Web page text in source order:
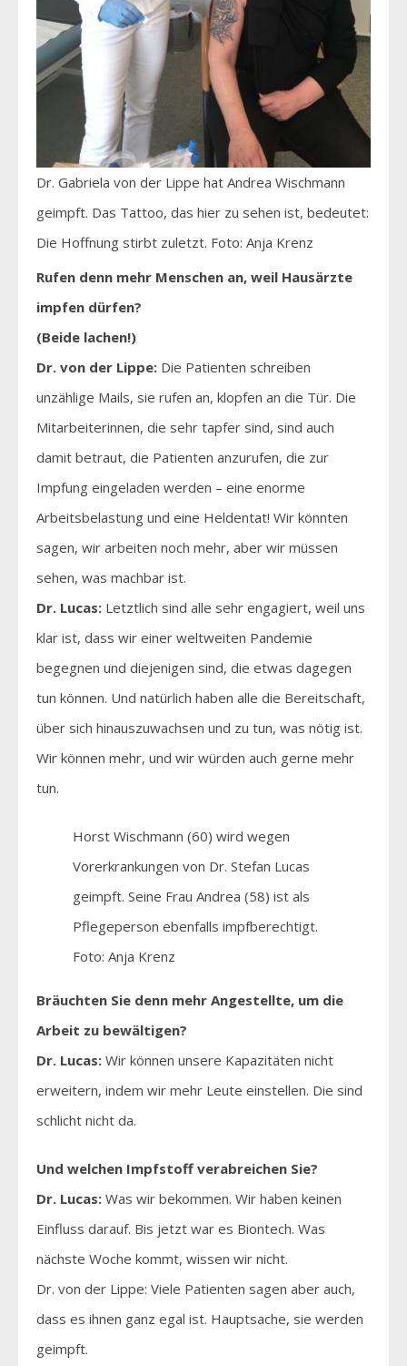
Dr. Gabriela von der Lippe hat Andrea Wischmann
geimpft. Das Tattoo, das hier zu sehen ist, bedeutet:
Die Hoffnung stirbt zuletzt. Foto: Anja Krenz
Rufen denn mehr Menschen an, weil Hausärzte
impfen dürfen?
(Beide lachen!)
Dr. von der Lippe: Die Patienten schreiben
unzählige Mails, sie rufen an, klopfen an die Tür. Die
Mitarbeiterinnen, die sehr tapfer sind, sind auch
damit betraut, die Patienten anzurufen, die zur
Impfung eingeladen werden – eine enorme
Arbeitsbelastung und eine Heldentat! Wir könnten
sagen, wir arbeiten noch mehr, aber wir müssen
sehen, was machbar ist.
Dr. Lucas: Letztlich sind alle sehr engagiert, weil uns
klar ist, dass wir einer weltweiten Pandemie
begegnen und diejenigen sind, die etwas dagegen
tun können. Und natürlich haben alle die Bereitschaft,
über sich hinauszuwachsen und zu tun, was nötig ist.
Wir können mehr, und wir würden auch gerne mehr
tun.
Horst Wischmann (60) wird wegen
Vorerkrankungen von Dr. Stefan Lucas
geimpft. Seine Frau Andrea (58) ist als
Pflegeperson ebenfalls impfberechtigt.
Foto: Anja Krenz
Bräuchten Sie denn mehr Angestellte, um die
Arbeit zu bewältigen?
Dr. Lucas: Wir können unsere Kapazitäten nicht
erweitern, indem wir mehr Leute einstellen. Die sind
schlicht nicht da.
Und welchen Impfstoff verabreichen Sie?
Dr. Lucas: Was wir bekommen. Wir haben keinen
Einfluss darauf. Bis jetzt war es Biontech. Was
nächste Woche kommt, wissen wir nicht.
Dr. von der Lippe: Viele Patienten sagen aber auch,
dass es ihnen ganz egal ist. Hauptsache, sie werden
geimpft.